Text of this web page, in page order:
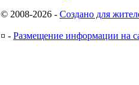
© 2008-2026 - Создано для
¤ - Размещение информации на